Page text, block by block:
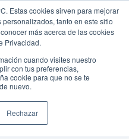
Estas cookies sirven para mejorar
tanto en este sitio
más acerca de las cookies
Privacidad.
cuando visites nuestro
con tus preferencias,
cookie para que no se te
nuevo.
Rechazar